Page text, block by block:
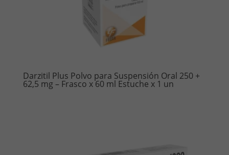
Darzitil Plus Polvo para Suspensión Oral 250 +
62,5 mg – Frasco x 60 ml Estuche x 1 un